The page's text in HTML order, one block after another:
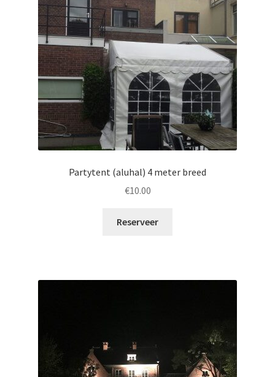
Offerte aanvraag
Privacybeleid
Partytent (aluhal) 4 meter breed
€10.00
Reserveer